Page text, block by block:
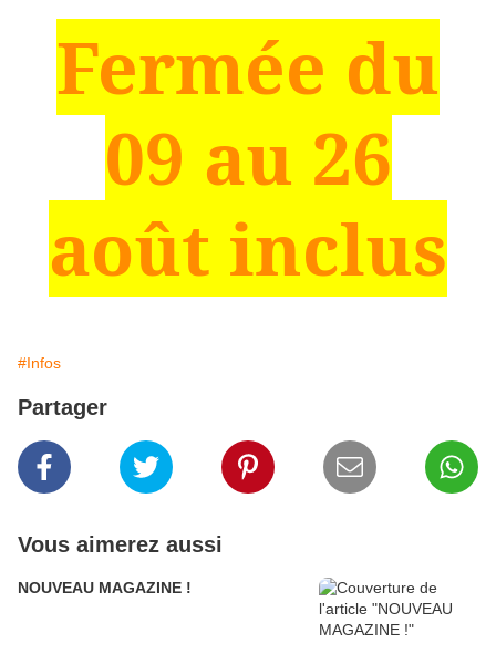
Fermée du
09 au 26
août inclus
#Infos
Partager
Vous aimerez aussi
NOUVEAU MAGAZINE !